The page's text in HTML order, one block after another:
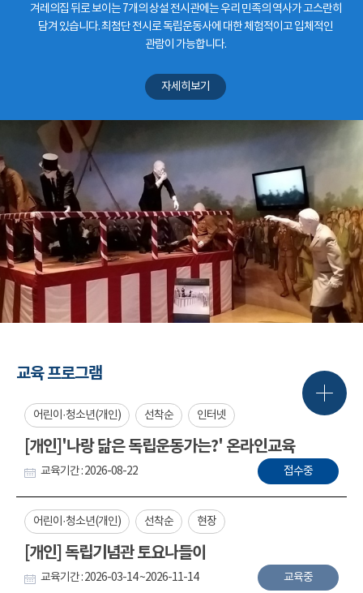
겨레의집 뒤로 보이는 7개의 상설 전시관에는 우리 민족의 역사가 고스란히
담겨 있습니다. 최첨단 전시로 독립운동사에 대한 체험적이고 입체적인
관람이 가능합니다.
자세히보기
교육 프로그램
어린이·청소년(개인) 선착순 인터넷
[개인]'나랑 닮은 독립운동가는?' 온라인교육
교육기간 : 2026-08-22 접수중
어린이·청소년(개인) 선착순 현장
[개인] 독립기념관 토요나들이
교육기간 : 2026-03-14 ~2026-11-14 교육중